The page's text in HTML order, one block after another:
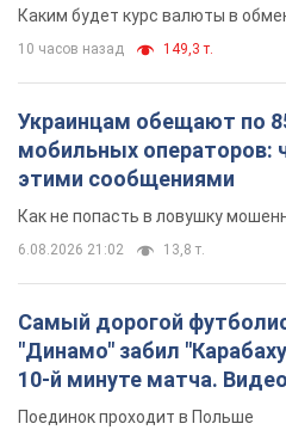
Каким будет курс валюты в
10 часов назад 149,3 т.
Украинцам обещают по
мобильных операторов:
этими сообщениями
Как не попасть в ловушку
6.08.2026 21:02 13,8 т.
Самый дорогой
"Динамо" забил
10-й минуте матча. Видео
Поединок проходит в Польше